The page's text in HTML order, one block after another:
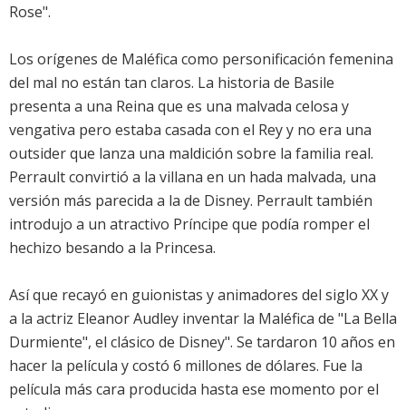
Rose".
Los orígenes de Maléfica como personificación femenina
del mal no están tan claros. La historia de Basile
presenta a una Reina que es una malvada celosa y
vengativa pero estaba casada con el Rey y no era una
outsider que lanza una maldición sobre la familia real.
Perrault convirtió a la villana en un hada malvada, una
versión más parecida a la de Disney. Perrault también
introdujo a un atractivo Príncipe que podía romper el
hechizo besando a la Princesa.
Así que recayó en guionistas y animadores del siglo XX y
a la actriz Eleanor Audley inventar la Maléfica de "La Bella
Durmiente", el clásico de Disney". Se tardaron 10 años en
hacer la película y costó 6 millones de dólares. Fue la
película más cara producida hasta ese momento por el